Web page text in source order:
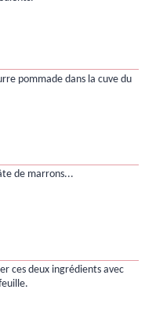
pommade dans la cuve du
de marrons...
ces deux ingrédients avec